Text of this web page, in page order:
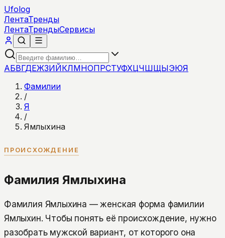
Ufolog
ЛентаТренды
ЛентаТрендыСервисы
АБВГДЕЖЗИЙКЛМНОПРСТУФХЦЧШЩЫЭЮЯ
Фамилии
/
Я
/
Ямлыхина
ПРОИСХОЖДЕНИЕ
Фамилия Ямлыхина
Фамилия Ямлыхина — женская форма фамилии
Ямлыхин. Чтобы понять её происхождение, нужно
разобрать мужской вариант, от которого она